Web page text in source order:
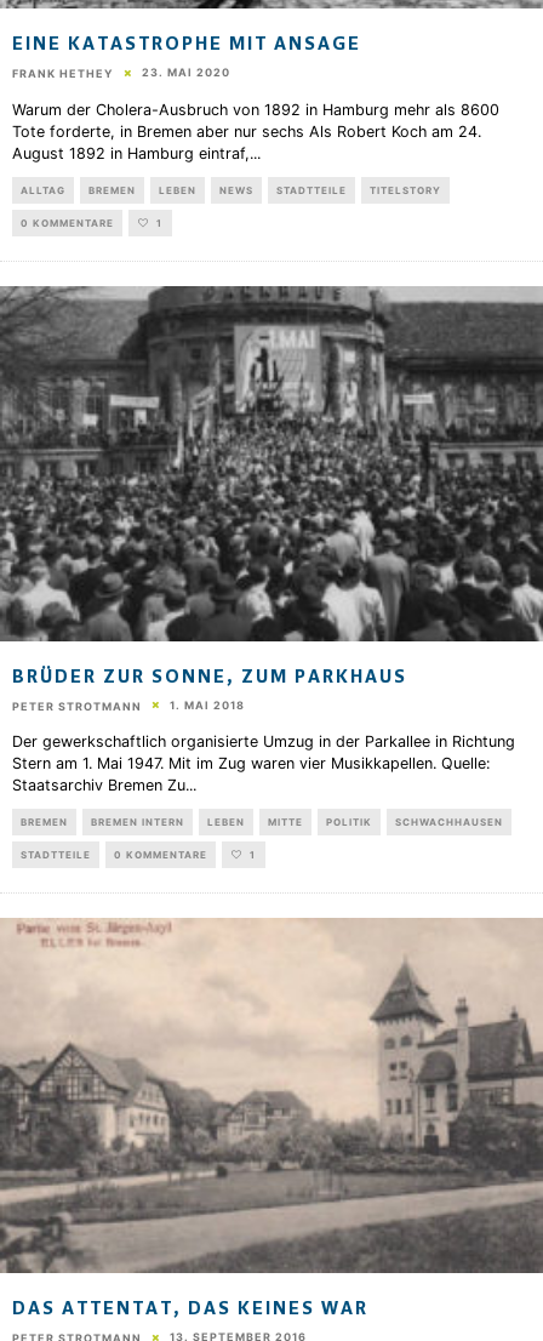
EINE KATASTROPHE MIT ANSAGE
FRANK HETHEY 23. MAI 2020
Warum der Cholera-Ausbruch von 1892 in Hamburg mehr als 8600
Tote forderte, in Bremen aber nur sechs Als Robert Koch am 24.
August 1892 in Hamburg eintraf,...
ALLTAG BREMEN LEBEN NEWS STADTTEILE TITELSTORY
0 KOMMENTARE 1
BRÜDER ZUR SONNE, ZUM PARKHAUS
PETER STROTMANN 1. MAI 2018
Der gewerkschaftlich organisierte Umzug in der Parkallee in Richtung
Stern am 1. Mai 1947. Mit im Zug waren vier Musikkapellen. Quelle:
Staatsarchiv Bremen Zu...
BREMEN BREMEN INTERN LEBEN MITTE POLITIK SCHWACHHAUSEN
STADTTEILE 0 KOMMENTARE 1
DAS ATTENTAT, DAS KEINES WAR
PETER STROTMANN 13. SEPTEMBER 2016